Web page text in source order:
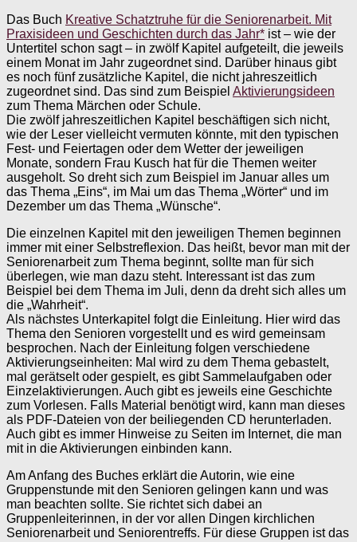
Das Buch Kreative Schatztruhe für die Seniorenarbeit. Mit
Praxisideen und Geschichten durch das Jahr* ist – wie der
Untertitel schon sagt – in zwölf Kapitel aufgeteilt, die jeweils
einem Monat im Jahr zugeordnet sind. Darüber hinaus gibt
es noch fünf zusätzliche Kapitel, die nicht jahreszeitlich
zugeordnet sind. Das sind zum Beispiel Aktivierungsideen
zum Thema Märchen oder Schule.
Die zwölf jahreszeitlichen Kapitel beschäftigen sich nicht,
wie der Leser vielleicht vermuten könnte, mit den typischen
Fest- und Feiertagen oder dem Wetter der jeweiligen
Monate, sondern Frau Kusch hat für die Themen weiter
ausgeholt. So dreht sich zum Beispiel im Januar alles um
das Thema „Eins“, im Mai um das Thema „Wörter“ und im
Dezember um das Thema „Wünsche“.
Die einzelnen Kapitel mit den jeweiligen Themen beginnen
immer mit einer Selbstreflexion. Das heißt, bevor man mit der
Seniorenarbeit zum Thema beginnt, sollte man für sich
überlegen, wie man dazu steht. Interessant ist das zum
Beispiel bei dem Thema im Juli, denn da dreht sich alles um
die „Wahrheit“.
Als nächstes Unterkapitel folgt die Einleitung. Hier wird das
Thema den Senioren vorgestellt und es wird gemeinsam
besprochen. Nach der Einleitung folgen verschiedene
Aktivierungseinheiten: Mal wird zu dem Thema gebastelt,
mal gerätselt oder gespielt, es gibt Sammelaufgaben oder
Einzelaktivierungen. Auch gibt es jeweils eine Geschichte
zum Vorlesen. Falls Material benötigt wird, kann man dieses
als PDF-Dateien von der beiliegenden CD herunterladen.
Auch gibt es immer Hinweise zu Seiten im Internet, die man
mit in die Aktivierungen einbinden kann.
Am Anfang des Buches erklärt die Autorin, wie eine
Gruppenstunde mit den Senioren gelingen kann und was
man beachten sollte. Sie richtet sich dabei an
Gruppenleiterinnen, in der vor allen Dingen kirchlichen
Seniorenarbeit und Seniorentreffs. Für diese Gruppen ist das